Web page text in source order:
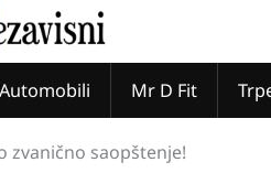
Automobili Mr D Fit
zvanično saopštenje!